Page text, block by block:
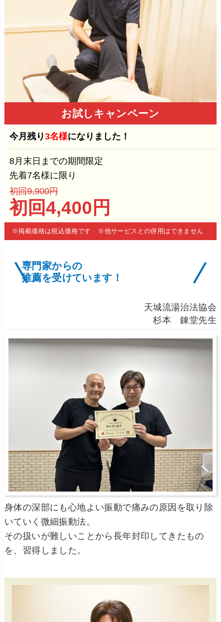
お試しキャンペーン
今月残り3名様になりました！
8月末日までの期間限定
先着7名様に限り
初回9,900円
初回4,400円
※掲載価格は税込価格です ※他サービスとの併用はできません
専門家からの
推薦を受けています！
天城流湯治法協会
杉本 錬堂先生
身体の深部にも心地よい振動で痛みの原因を取り除
いていく微細振動法。
その扱いが難しいことから長年封印してきたもの
を、習得しました。